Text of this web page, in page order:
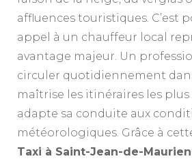
affluences touristiques. C’est
appel à un chauffeur local
avantage majeur. Un
circuler quotidiennement
maîtrise les itinéraires les plus
adapte sa conduite aux
météorologiques. Grâce à
Taxi à Saint-Jean-de-